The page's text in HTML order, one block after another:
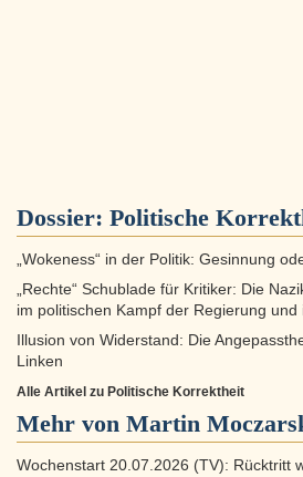
Dossier: Politische
„Wokeness“ in der Politik: Gesinnung
„Rechte“ Schublade für Kritiker: Die
im politischen Kampf der Regierung und
Illusion von Widerstand: Die
Linken
Alle Artikel zu Politische Korrektheit
Mehr von Martin
Wochenstart 20.07.2026 (TV): Rücktritt